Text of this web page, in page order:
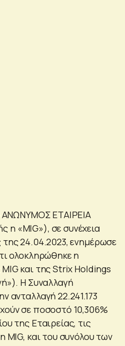
ΑΝΩΝΥΜΟΣ ΕΤΑΙΡΕΙΑ
«MIG»), σε συνέχεια
της 24.04.2023, ενημέρωσε
ολοκληρώθηκε η
και της Strix Holdings
Η Συναλλαγή
ανταλλαγή 22.241.173
σε ποσοστό 10,306%
της Εταιρείας, τις
MIG, και του συνόλου των